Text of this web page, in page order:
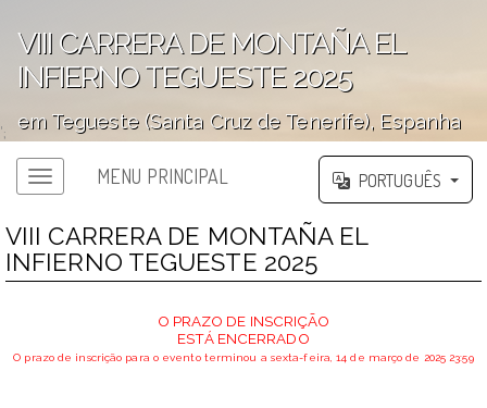
VIII CARRERA DE MONTAÑA EL
INFIERNO TEGUESTE 2025
em Tegueste (Santa Cruz de Tenerife), Espanha
';
MENU PRINCIPAL PORTUGUÊS
VIII CARRERA DE MONTAÑA EL
INFIERNO TEGUESTE 2025
O PRAZO DE INSCRIÇÃO
ESTÁ ENCERRADO
O prazo de inscrição para o evento terminou a sexta-feira, 14 de março de 2025 23:59